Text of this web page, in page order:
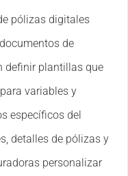
pólizas digitales
de
definir plantillas que
variables y
específicos del
detalles de pólizas y
personalizar